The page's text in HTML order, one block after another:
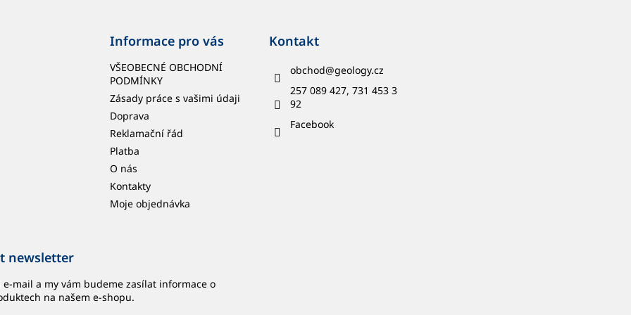
Informace pro vás
VŠEOBECNÉ OBCHODNÍ
PODMÍNKY
Zásady práce s vašimi údaji
Doprava
Reklamační řád
Platba
O nás
Kontakty
Moje objednávka
Kontakt
obchod@geology.cz
257 089 427, 731 453 3
92
Facebook
newsletter
e-mail a my vám budeme zasílat informace o
na našem e-shopu.